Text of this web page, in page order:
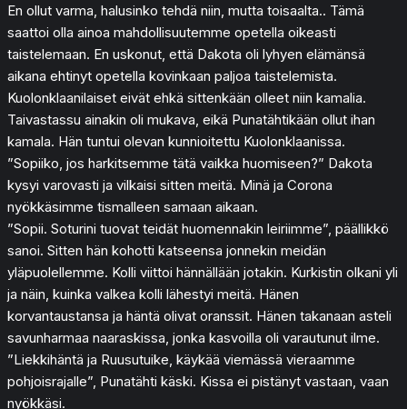
En ollut varma, halusinko tehdä niin, mutta toisaalta.. Tämä
saattoi olla ainoa mahdollisuutemme opetella oikeasti
taistelemaan. En uskonut, että Dakota oli lyhyen elämänsä
aikana ehtinyt opetella kovinkaan paljoa taistelemista.
Kuolonklaanilaiset eivät ehkä sittenkään olleet niin kamalia.
Taivastassu ainakin oli mukava, eikä Punatähtikään ollut ihan
kamala. Hän tuntui olevan kunnioitettu Kuolonklaanissa.
”Sopiiko, jos harkitsemme tätä vaikka huomiseen?” Dakota
kysyi varovasti ja vilkaisi sitten meitä. Minä ja Corona
nyökkäsimme tismalleen samaan aikaan.
”Sopii. Soturini tuovat teidät huomennakin leiriimme”, päällikkö
sanoi. Sitten hän kohotti katseensa jonnekin meidän
yläpuolellemme. Kolli viittoi hännällään jotakin. Kurkistin olkani yli
ja näin, kuinka valkea kolli lähestyi meitä. Hänen
korvantaustansa ja häntä olivat oranssit. Hänen takanaan asteli
savunharmaa naaraskissa, jonka kasvoilla oli varautunut ilme.
”Liekkihäntä ja Ruusutuike, käykää viemässä vieraamme
pohjoisrajalle”, Punatähti käski. Kissa ei pistänyt vastaan, vaan
nyökkäsi.